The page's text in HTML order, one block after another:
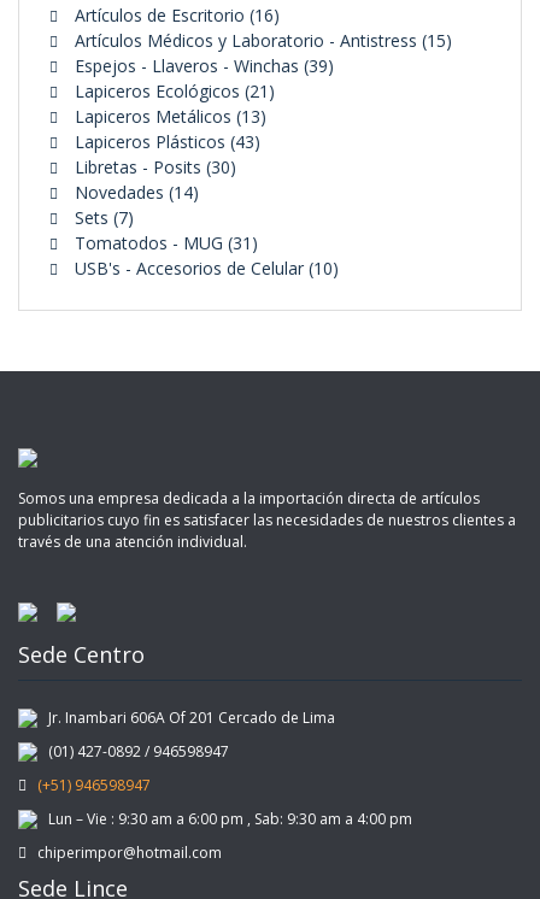
Artículos de Escritorio 1616
productos
Artículos Médicos y Laboratorio - Antistress 1515
Espejos - Llaveros - Winchas 3939
Lapiceros Ecológicos 21 21
Lapiceros Metálicos 1313
Lapiceros Plásticos 4343
Libretas - Posits 3030
Novedades 1414
Sets 77
productos
Tomatodos - MUG 31 31
productos
USB's - Accesorios de Celular 1010
Somos una empresa dedicada a la importación directa de artículos
publicitarios cuyo fin es satisfacer las necesidades de nuestros clientes a
través de una atención individual.
Sede Centro
Jr. Inambari 606A Of 201 Cercado de Lima
(01) 427-0892 / 946598947
(+51) 946598947
Lun – Vie : 9:30 am a 6:00 pm , Sab: 9:30 am a 4:00 pm
chiperimpor@hotmail.com
Sede Lince